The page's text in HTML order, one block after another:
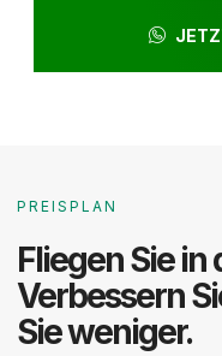
PREISPLAN
Fliegen Sie in
Verbessern
Sie weniger.